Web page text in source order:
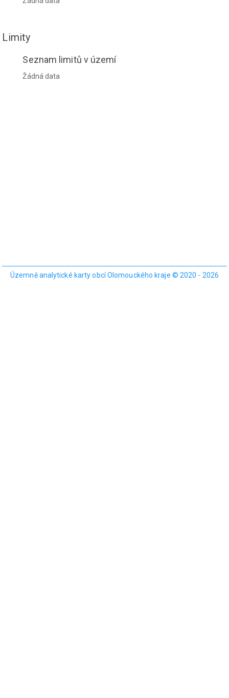
Limity
Seznam limitů v území
Žádná data
Územně analytické karty obcí Olomouckého kraje © 2020 - 2026